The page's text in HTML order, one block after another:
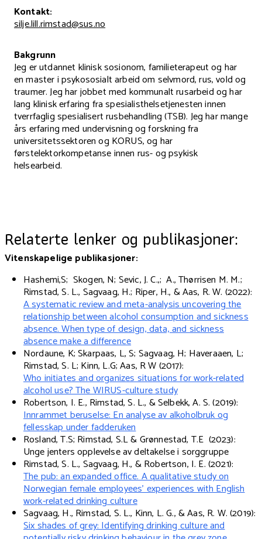
Kontakt:
silje.lill.rimstad@sus.no
Bakgrunn
Jeg er utdannet klinisk sosionom, familieterapeut og har
en master i psykososialt arbeid om selvmord, rus, vold og
traumer. Jeg har jobbet med kommunalt rusarbeid og har
lang klinisk erfaring fra spesialisthelsetjenesten innen
tverrfaglig spesialisert rusbehandling (TSB). Jeg har mange
års erfaring med undervisning og forskning fra
universitetssektoren og KORUS, og har
førstelektorkompetanse innen rus- og psykisk
helsearbeid.
Relaterte lenker og publikasjoner:
Vitenskapelige publikasjoner:
Hashemi,S; Skogen, N; Sevic, J. C.,; A., Thørrisen M. M.;
Rimstad, S. L., Sagvaag, H.; Riper, H., & Aas, R. W. (2022):
A systematic review and meta-analysis uncovering the
relationship between alcohol consumption and sickness
absence. When type of design, data, and sickness
absence make a difference
Nordaune, K; Skarpaas, L, S; Sagvaag, H; Haveraaen, L;
Rimstad, S. L; Kinn, L.G; Aas, R W (2017):
Who initiates and organizes situations for work-related
alcohol use? The WIRUS-culture study
Robertson, I. E., Rimstad, S. L., & Selbekk, A. S. (2019):
Innrammet beruselse: En analyse av alkoholbruk og
fellesskap under fadderuken
Rosland, T.S; Rimstad, S.L & Grønnestad, T.E (2023):
Unge jenters opplevelse av deltakelse i sorggruppe
Rimstad, S. L., Sagvaag, H., & Robertson, I. E. (2021):
The pub: an expanded office. A qualitative study on
Norwegian female employees’ experiences with English
work-related drinking culture
Sagvaag, H., Rimstad, S. L., Kinn, L. G., & Aas, R. W. (2019):
Six shades of grey: Identifying drinking culture and